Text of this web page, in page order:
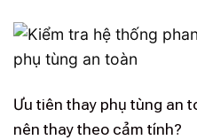
Ưu tiên thay phụ tùng an
nên thay theo cảm tính?